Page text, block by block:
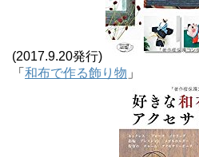
(2017.9.20発行)
「 和布で作る飾り物 」